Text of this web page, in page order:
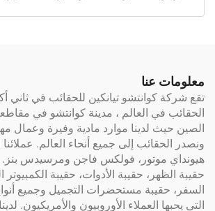
تيانكين للحقائب في ثاني أكبر مدينة
العالم ، مدينة كوانتشو في مقاطعة فوجيان
موارد مادية وفيرة وعمال مهرة. نحن ننتج
إلى جميع أنحاء العالم. عملائنا النهائيون هم
فولكس فاجن ومرسيدس بنز. منتجاتنا
حقيبة الأدوات، حقيبة الكمبيوتر المحمول،
مستحضرات التجميل وجميع أنواع الحقائب
الأوروبيون والأمريكيون. لدينا فريق تصميم